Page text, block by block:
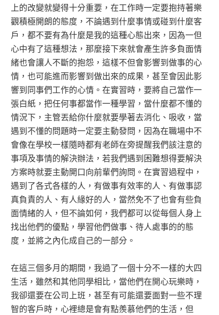
上的改變就變得十分重要，在工作時一定要抱持著樂
觀積極開朗的態度，不論遇到什麼事情或碰到什麼客
戶，都不要有為什麼是我的這種心態出來，因為一但
心中有了這種想法，那麼接下來就會產生許多負面情
緒也會讓人不斷的抱怨，這樣不但會影響到做事的心
情，也可能進而影響到做出來的成果，甚至會因此影
響到同事們工作的心情。在實習時，要將自己當作一
張白紙，把任何事都當作一種學習，當什麼都不懂的
情況下，主管丟給你什麼就要學著去消化、吸收，當
遇到不懂的問題時一定要主動發問，因為在職場中不
會像在學校一樣隨時都有老師在旁提醒我們該注意的
事項及事情的解決辦法，若我們遇到困難想得要解決
方案時就要主動開口向前輩們詢問。在實習過程中，
遇到了各式各樣的人，有做事有效率的人、有做事認
真負責的人、有人緣好的人，當然免不了也會有些負
面情緒的人，但不論如何，我們都可以從每個人身上
找出他們的優點，學習他們做事、待人處事的的態
度，並將之內化成自己的一部分。
在這三個多月的期間，我過了一個十分不一樣的大四
生活，雖然和其他同學相比，當他們在開心玩樂時，
我卻還要在公司上班，甚至有可能還要面對一些不理
智的客戶時，心裡總是會有點羨慕他們的生活，但